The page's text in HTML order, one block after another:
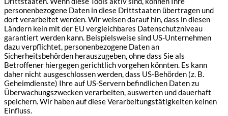
personenbezogene Daten in diese Drittstaaten übertragen und
dort verarbeitet werden. Wir weisen darauf hin, dass in diesen
Ländern kein mit der EU vergleichbares Datenschutzniveau
garantiert werden kann. Beispielsweise sind US-Unternehmen
dazu verpflichtet, personenbezogene Daten an
Sicherheitsbehörden herauszugeben, ohne dass Sie als
Betroffener hiergegen gerichtlich vorgehen könnten. Es kann
daher nicht ausgeschlossen werden, dass US-Behörden (z. B.
Geheimdienste) Ihre auf US-Servern befindlichen Daten zu
Überwachungszwecken verarbeiten, auswerten und dauerhaft
speichern. Wir haben auf diese Verarbeitungstätigkeiten keinen
Einfluss.